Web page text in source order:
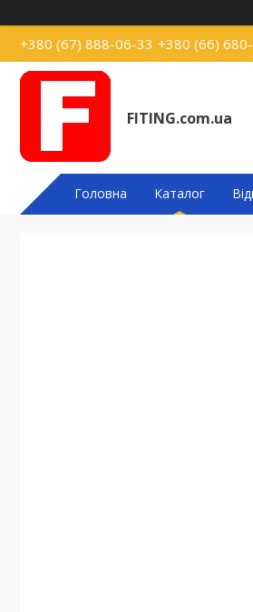
+380 (67) 888-06-33 +380 (66)
FITING.com.ua
Головна Каталог